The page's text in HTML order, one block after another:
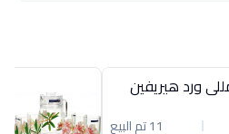
11 تم البيع